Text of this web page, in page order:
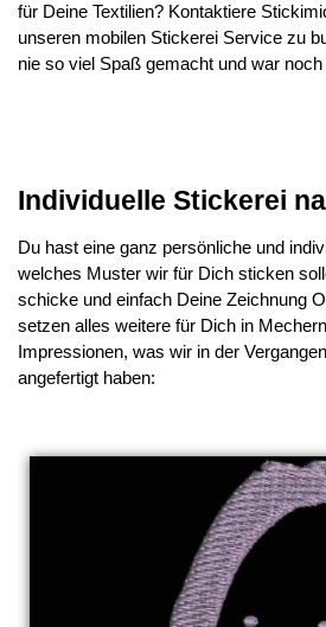
für Deine Textilien? Kontaktiere
unseren mobilen Stickerei Service zu
nie so viel Spaß gemacht und war
Individuelle Stickerei
Du hast eine ganz persönliche und
welches Muster wir für Dich sticken
schicke und einfach Deine Zeichnung
setzen alles weitere für Dich in
Impressionen, was wir in der
angefertigt haben: